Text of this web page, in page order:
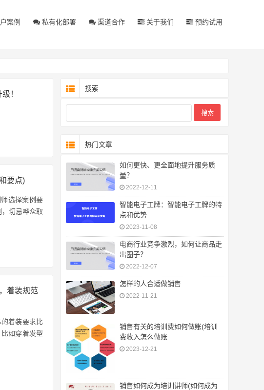
案例 私有化部署 渠道合作 关于我们 预约试用
！
要点)
选择案例要
切忌哗众取
着装规范
着装要求比
如穿着发型
搜索
热门文章
如何更快、更全面地提升服务质
量？
2022-12-11
智能电子工牌：智能电子工牌的特
点和优势
2023-11-08
电商行业竞争激烈，如何让商品走
出圈子？
2022-12-07
怎样的人合适做销售
2022-11-21
销售有关的培训费如何做账(培训
费收入怎么做账
2023-12-21
销售如何成为培训讲师(如何成为